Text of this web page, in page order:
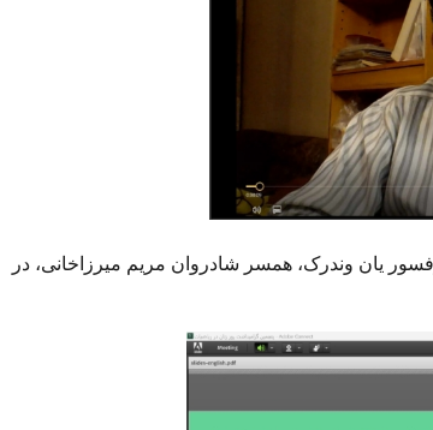
یان وندرک، همسر شادروان مریم میرزاخانی، در